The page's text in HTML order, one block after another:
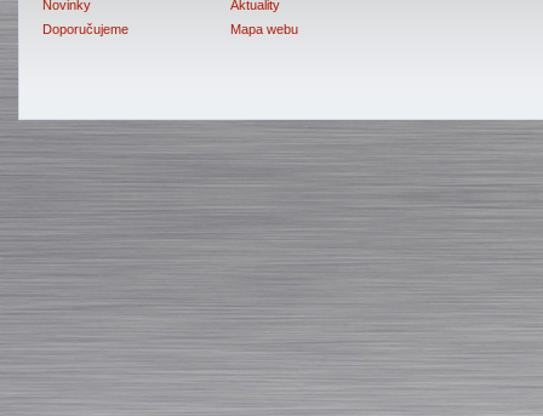
Novinky
Doporučujeme
Aktuality
Mapa webu